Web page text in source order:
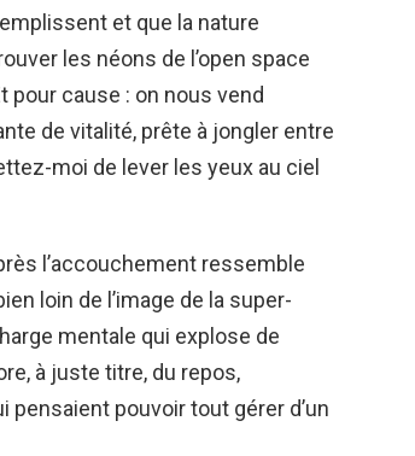
et que la nature
les néons de l’open space
cause : on nous vend
de vitalité, prête à jongler entre
moi de lever les yeux au ciel
l’accouchement ressemble
loin de l’image de la super-
mentale qui explose de
à juste titre, du repos,
pouvoir tout gérer d’un